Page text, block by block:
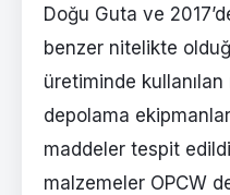
Doğu Guta ve
benzer nitelikte
üretiminde kullanılan
depolama
maddeler tespit
malzemeler OPCW